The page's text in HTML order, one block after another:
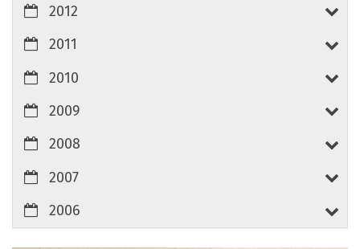
2012
2011
2010
2009
2008
2007
2006